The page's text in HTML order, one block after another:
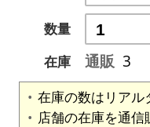
数量
在庫
通販 3
在庫の数はリアル
店舗の在庫を通信